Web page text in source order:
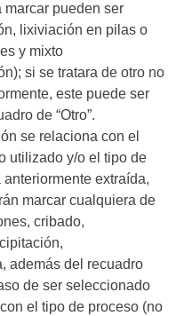
pueden ser
lixiviación en pilas o
y mixto
si se tratara de otro no
este puede ser
de “Otro”.
se relaciona con el
utilizado y/o el tipo de
extraída,
marcar cualquiera de
cribado,
además del recuadro
de ser seleccionado
el tipo de proceso (no